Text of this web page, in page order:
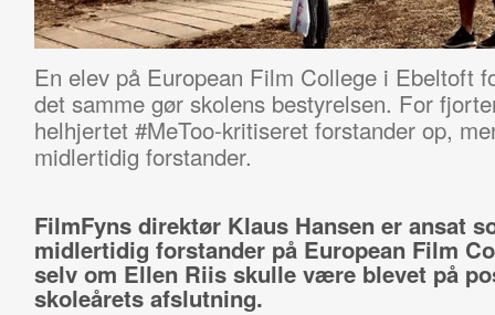
En elev på European Film College i Ebeltoft
det samme gør skolens bestyrelsen. For
helhjertet #MeToo-kritiseret forstander op,
midlertidig forstander.
FilmFyns direktør Klaus Hansen er ansat
midlertidig forstander på European Film
selv om Ellen Riis skulle være blevet på
skoleårets afslutning.